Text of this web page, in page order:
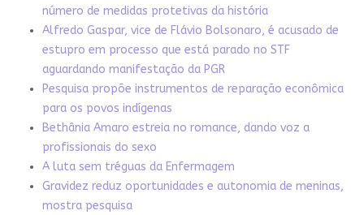
número de medidas protetivas da história
Alfredo Gaspar, vice de Flávio Bolsonaro, é acusado de
estupro em processo que está parado no STF
aguardando manifestação da PGR
Pesquisa propõe instrumentos de reparação econômica
para os povos indígenas
Bethânia Amaro estreia no romance, dando voz a
profissionais do sexo
A luta sem tréguas da Enfermagem
Gravidez reduz oportunidades e autonomia de meninas,
mostra pesquisa